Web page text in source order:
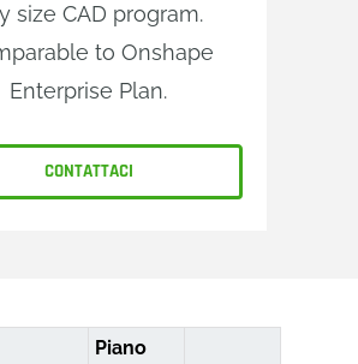
size CAD program.
to Onshape
Enterprise Plan.
CONTATTACI
Piano